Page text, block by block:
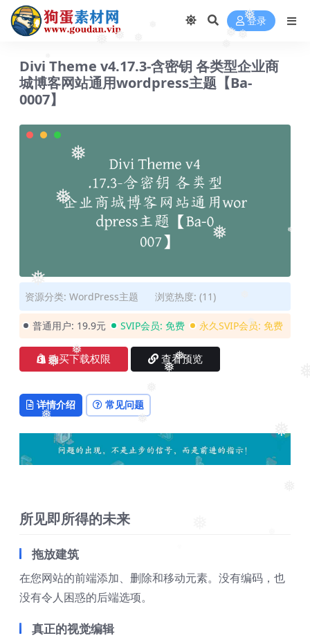
❅
❅
❅
❅
❅
❅
❅
❅
❅
❅
❅
❅
❅ ❅
❅
登录
Divi Theme v4.17.3-含密钥 各类型企业商
城博客网站通用wordpress主题【Ba-
0007】
资源分类: WordPress主题 浏览热度: (11)
普通用户: 19.9元 SVIP会员: 免费 永久SVIP会员: 免费
购买下载权限 查看预览
详情介绍 常见问题
所见即所得的未来
拖放建筑
在您网站的前端添加、删除和移动元素。没有编码，也
没有令人困惑的后端选项。
真正的视觉编辑